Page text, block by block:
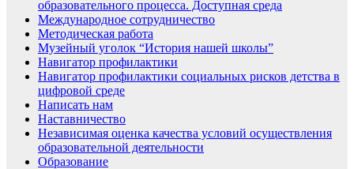
образовательного процесса. Доступная среда
Международное сотрудничество
Методическая работа
Музейный уголок “История нашей школы”
Навигатор профилактики
Навигатор профилактики социальных рисков детства в
цифровой среде
Написать нам
Наставничество
Независимая оценка качества условий осуществления
образовательной деятельности
Образование